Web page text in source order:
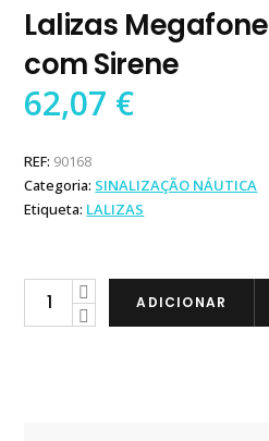
Lalizas Megafone
com Sirene
62,07 €
REF: 90168
Categoria: SINALIZAÇÃO NÁUTICA
Etiqueta: LALIZAS
Lalizas
Megafone
ADICIONAR